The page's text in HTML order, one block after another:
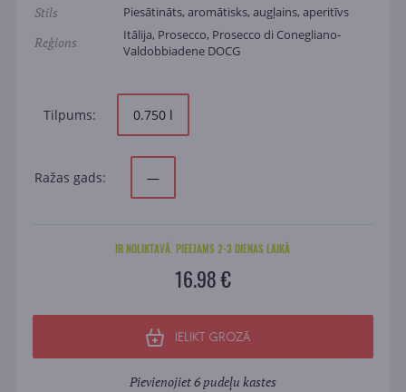
Stils Piesātināts, aromātisks, augļains, aperitīvs
Reģions
Itālija, Prosecco, Prosecco di Conegliano-
Valdobbiadene DOCG
Tilpums: 0.750 l
Ražas gads: —
IR NOLIKTAVĀ. PIEEJAMS 2-3 DIENAS LAIKĀ
16.98 €
IELIKT GROZĀ
Pievienojiet 6 pudeļu kastes